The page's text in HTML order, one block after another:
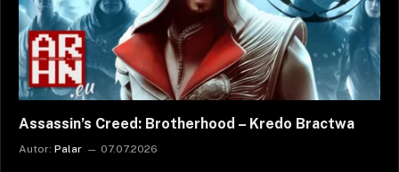
Assassin’s Creed: Brotherhood – Kredo Bractwa
Autor: Palar 07.07.2026